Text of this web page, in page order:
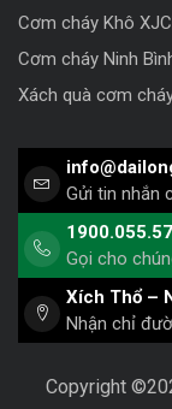
Cơm cháy Khô
Cơm cháy Ninh
Xách quà cơm
Gửi tin nhắn
Gọi cho
Xích Thổ –
Nhận chỉ
Copyright